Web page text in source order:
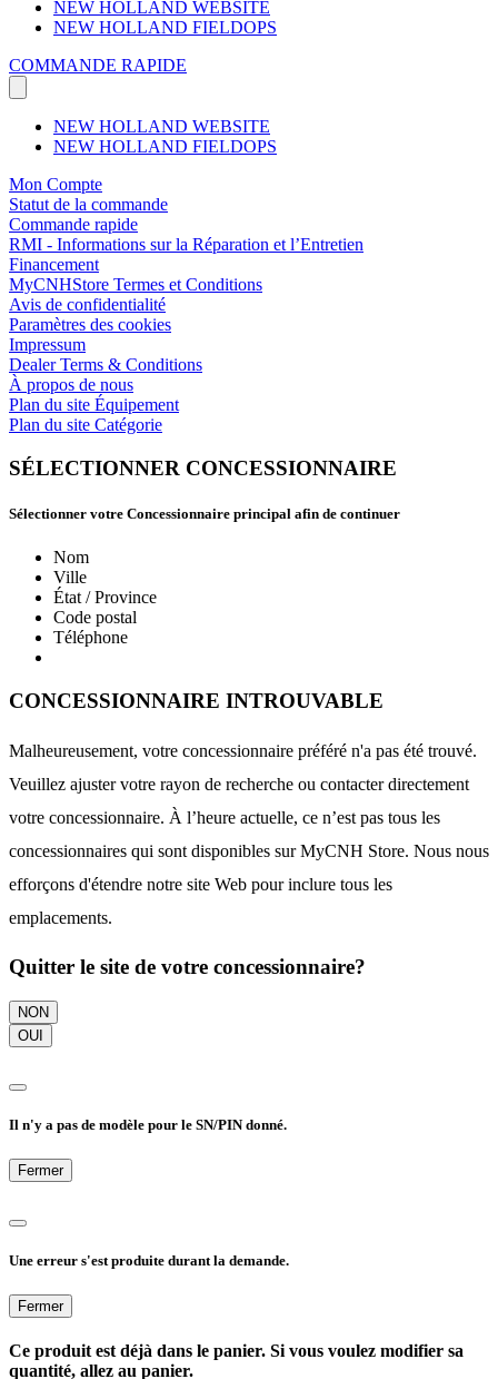
NEW HOLLAND WEBSITE
NEW HOLLAND FIELDOPS
COMMANDE RAPIDE
NEW HOLLAND WEBSITE
NEW HOLLAND FIELDOPS
Mon Compte
Statut de la commande
Commande rapide
RMI - Informations sur la Réparation et l’Entretien
Financement
MyCNHStore Termes et Conditions
Avis de confidentialité
Paramètres des cookies
Impressum
Dealer Terms & Conditions
À propos de nous
Plan du site Équipement
Plan du site Catégorie
SÉLECTIONNER CONCESSIONNAIRE
Sélectionner votre Concessionnaire principal afin de continuer
Nom
Ville
État / Province
Code postal
Téléphone
CONCESSIONNAIRE INTROUVABLE
Malheureusement, votre concessionnaire préféré n'a pas été trouvé.
Veuillez ajuster votre rayon de recherche ou contacter directement
votre concessionnaire. À l’heure actuelle, ce n’est pas tous les
concessionnaires qui sont disponibles sur MyCNH Store. Nous nous
efforçons d'étendre notre site Web pour inclure tous les
emplacements.
Quitter le site de votre concessionnaire?
NON
OUI
Il n'y a pas de modèle pour le SN/PIN donné.
Fermer
Une erreur s'est produite durant la demande.
Fermer
Ce produit est déjà dans le panier. Si vous voulez modifier sa
quantité, allez au panier.